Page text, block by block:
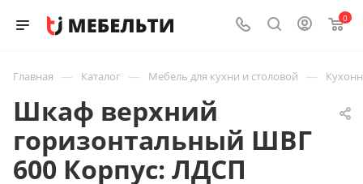
0
Главная — Каталог — Мебель для кухни и столовой —
Шкаф верхний
горизонтальный ШВГ
600 Корпус: ЛДСП